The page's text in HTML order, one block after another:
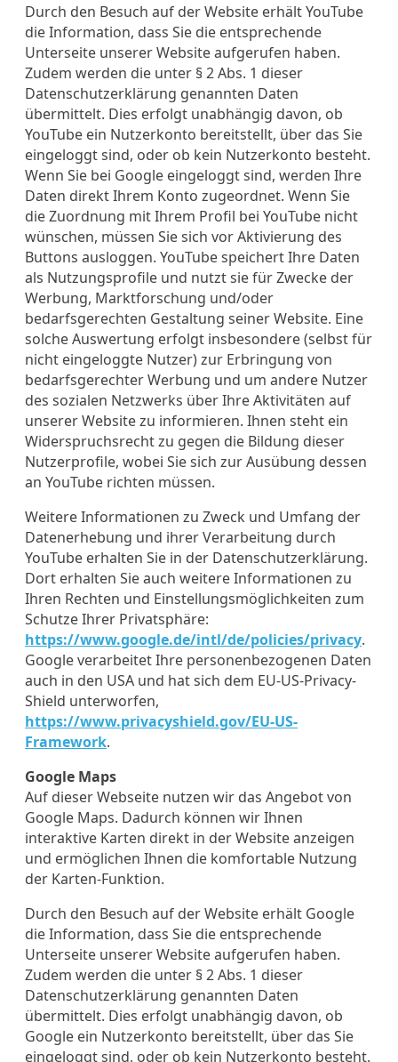
Durch den Besuch auf der Website erhält YouTube
die Information, dass Sie die entsprechende
Unterseite unserer Website aufgerufen haben.
Zudem werden die unter § 2 Abs. 1 dieser
Datenschutzerklärung genannten Daten
übermittelt. Dies erfolgt unabhängig davon, ob
YouTube ein Nutzerkonto bereitstellt, über das Sie
eingeloggt sind, oder ob kein Nutzerkonto besteht.
Wenn Sie bei Google eingeloggt sind, werden Ihre
Daten direkt Ihrem Konto zugeordnet. Wenn Sie
die Zuordnung mit Ihrem Profil bei YouTube nicht
wünschen, müssen Sie sich vor Aktivierung des
Buttons ausloggen. YouTube speichert Ihre Daten
als Nutzungsprofile und nutzt sie für Zwecke der
Werbung, Marktforschung und/oder
bedarfsgerechten Gestaltung seiner Website. Eine
solche Auswertung erfolgt insbesondere (selbst für
nicht eingeloggte Nutzer) zur Erbringung von
bedarfsgerechter Werbung und um andere Nutzer
des sozialen Netzwerks über Ihre Aktivitäten auf
unserer Website zu informieren. Ihnen steht ein
Widerspruchsrecht zu gegen die Bildung dieser
Nutzerprofile, wobei Sie sich zur Ausübung dessen
an YouTube richten müssen.
Weitere Informationen zu Zweck und Umfang der
Datenerhebung und ihrer Verarbeitung durch
YouTube erhalten Sie in der Datenschutzerklärung.
Dort erhalten Sie auch weitere Informationen zu
Ihren Rechten und Einstellungsmöglichkeiten zum
Schutze Ihrer Privatsphäre:
https://www.google.de/intl/de/policies/privacy.
Google verarbeitet Ihre personenbezogenen Daten
auch in den USA und hat sich dem EU-US-Privacy-
Shield unterworfen,
https://www.privacyshield.gov/EU-US-
Framework.
Google Maps
Auf dieser Webseite nutzen wir das Angebot von
Google Maps. Dadurch können wir Ihnen
interaktive Karten direkt in der Website anzeigen
und ermöglichen Ihnen die komfortable Nutzung
der Karten-Funktion.
Durch den Besuch auf der Website erhält Google
die Information, dass Sie die entsprechende
Unterseite unserer Website aufgerufen haben.
Zudem werden die unter § 2 Abs. 1 dieser
Datenschutzerklärung genannten Daten
übermittelt. Dies erfolgt unabhängig davon, ob
Google ein Nutzerkonto bereitstellt, über das Sie
eingeloggt sind, oder ob kein Nutzerkonto besteht.